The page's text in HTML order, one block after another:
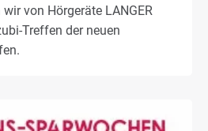
von Hörgeräte LANGER
Treffen der neuen